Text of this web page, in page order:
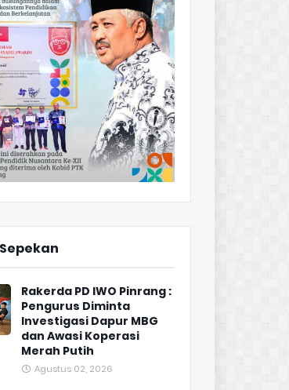
Rakerda PD IWO Pinrang :
Pengurus Diminta
Investigasi Dapur MBG
dan Awasi Koperasi
Merah Putih
Agustus 02, 2026